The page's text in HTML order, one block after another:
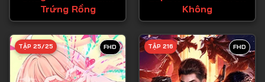
Tập 29
Tập 30
Trứng Rồng
Không
FHD
TẬP 25/25 FHD
TẬP 216